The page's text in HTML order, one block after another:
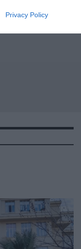
Privacy Policy